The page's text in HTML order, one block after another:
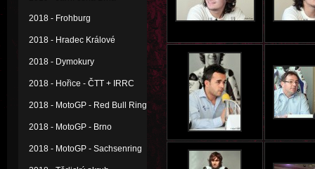
2018 - Frohburg
2018 - Hradec Králové
2018 - Dymokury
2018 - Hořice - ČTT + IRRC
2018 - MotoGP - Red Bull Ring
2018 - MotoGP - Brno
2018 - MotoGP - Sachsenring